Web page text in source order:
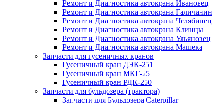
Ремонт и Диагностика автокрана Ивановец
Ремонт и Диагностика автокрана Галичанин
Ремонт и Диагностика автокрана Челябинец
Ремонт и Диагностика автокрана Клинцы
Ремонт и Диагностика автокрана Ульяновец
Ремонт и Диагностика автокрана Машека
Запчасти для гусеничных кранов
Гусеничный кран ДЭК-251
Гусеничный кран МКГ-25
Гусеничный кран РДК-250
Запчасти для бульдозера (трактора)
Запчасти для Бульдозера Caterpillar